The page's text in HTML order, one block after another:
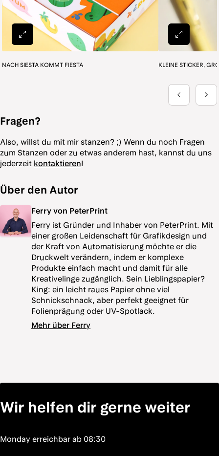
Fragen?
Also, willst du mit mir stanzen? ;) Wenn du noch Fragen
zum Stanzen oder zu etwas anderem hast, kannst du uns
jederzeit kontaktieren!
Über den Autor
Ferry von PeterPrint
Ferry ist Gründer und Inhaber von PeterPrint. Mit
einer großen Leidenschaft für Grafikdesign und
der Kraft von Automatisierung möchte er die
Druckwelt verändern, indem er komplexe
Produkte einfach macht und damit für alle
Kreativelinge zugänglich. Sein Lieblingspapier?
King: ein leicht raues Papier ohne viel
Schnickschnack, aber perfekt geeignet für
Folienprägung oder UV-Spotlack.
Mehr über Ferry
Wir helfen dir gerne weiter